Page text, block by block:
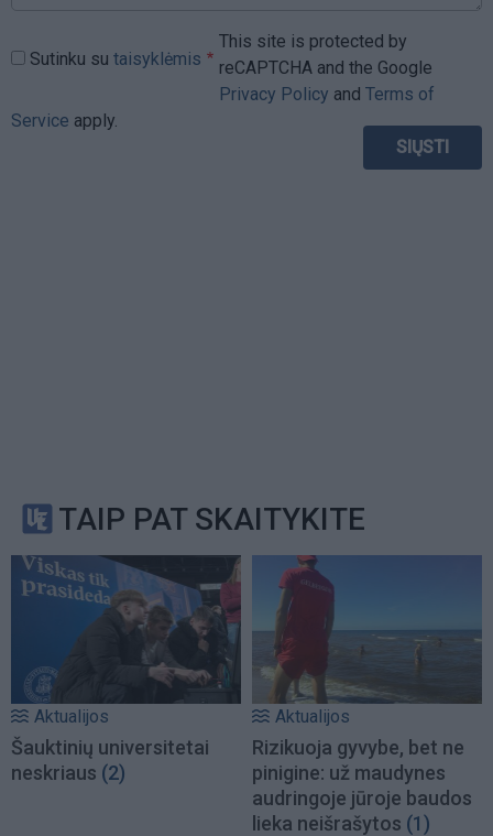
Sutinku su taisyklėmis
This site is protected by
reCAPTCHA and the Google
Privacy Policy and Terms of
Service apply.
TAIP PAT SKAITYKITE
Aktualijos
Šauktinių universitetai
neskriaus (2)
Aktualijos
Rizikuoja gyvybe, bet ne
pinigine: už maudynes
audringoje jūroje baudos
lieka neišrašytos (1)